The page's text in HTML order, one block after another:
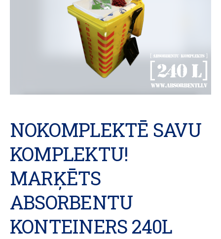
NOKOMPLEKTĒ SAVU
KOMPLEKTU!
MARĶĒTS
ABSORBENTU
KONTEINERS 240L